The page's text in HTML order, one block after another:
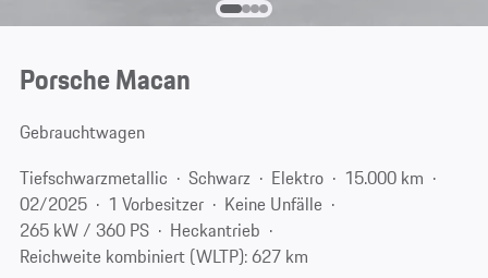
Porsche Macan
Gebrauchtwagen
Tiefschwarzmetallic
Schwarz Elektro
15.000 km
02/2025
1 Vorbesitzer
Keine Unfälle
265 kW / 360 PS
Heckantrieb
Reichweite kombiniert (WLTP): 627 km